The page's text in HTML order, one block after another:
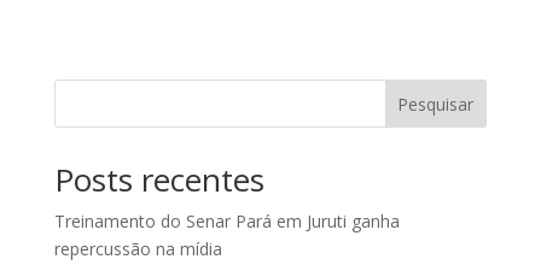
Pesquisar
Posts recentes
Treinamento do Senar Pará em Juruti ganha
repercussão na mídia